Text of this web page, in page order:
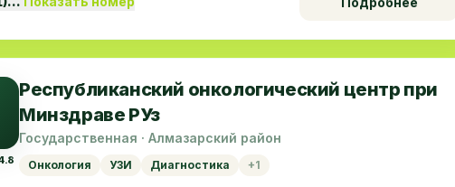
Республиканский онкологический центр при
Минздраве РУз
Государственная · Алмазарский район
Онкология УЗИ Диагностика +1